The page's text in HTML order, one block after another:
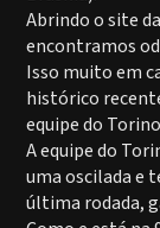
Abrindo o site
encontramos
Isso muito em
histórico
equipe do
A equipe do
uma oscilada e
última rodada,